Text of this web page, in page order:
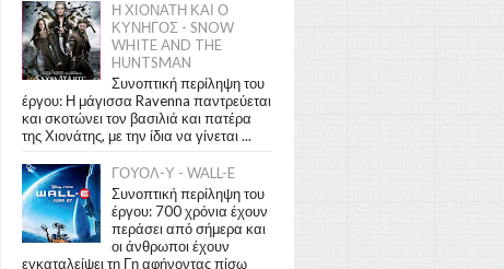
Η ΧΙΟΝΑΤΗ ΚΑΙ Ο
ΚΥΝΗΓΟΣ - SNOW
WHITE AND THE
HUNTSMAN
Συνοπτική περίληψη του
έργου: Η μάγισσα Ravenna παντρεύεται
και σκοτώνει τον βασιλιά και πατέρα
της Χιονάτης, με την ίδια να γίνεται ...
ΓΟΥΟΛ-Υ - WALL-E
Συνοπτική περίληψη του
έργου: 700 χρόνια έχουν
περάσει από σήμερα και
οι άνθρωποι έχουν
εγκαταλείψει τη Γη αφήνοντας πίσω